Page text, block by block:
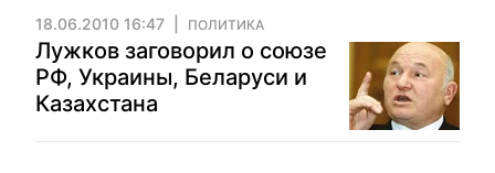
18.06.2010 16:47 ПОЛИТИКА
Лужков заговорил о союзе
РФ, Украины, Беларуси и
Казахстана